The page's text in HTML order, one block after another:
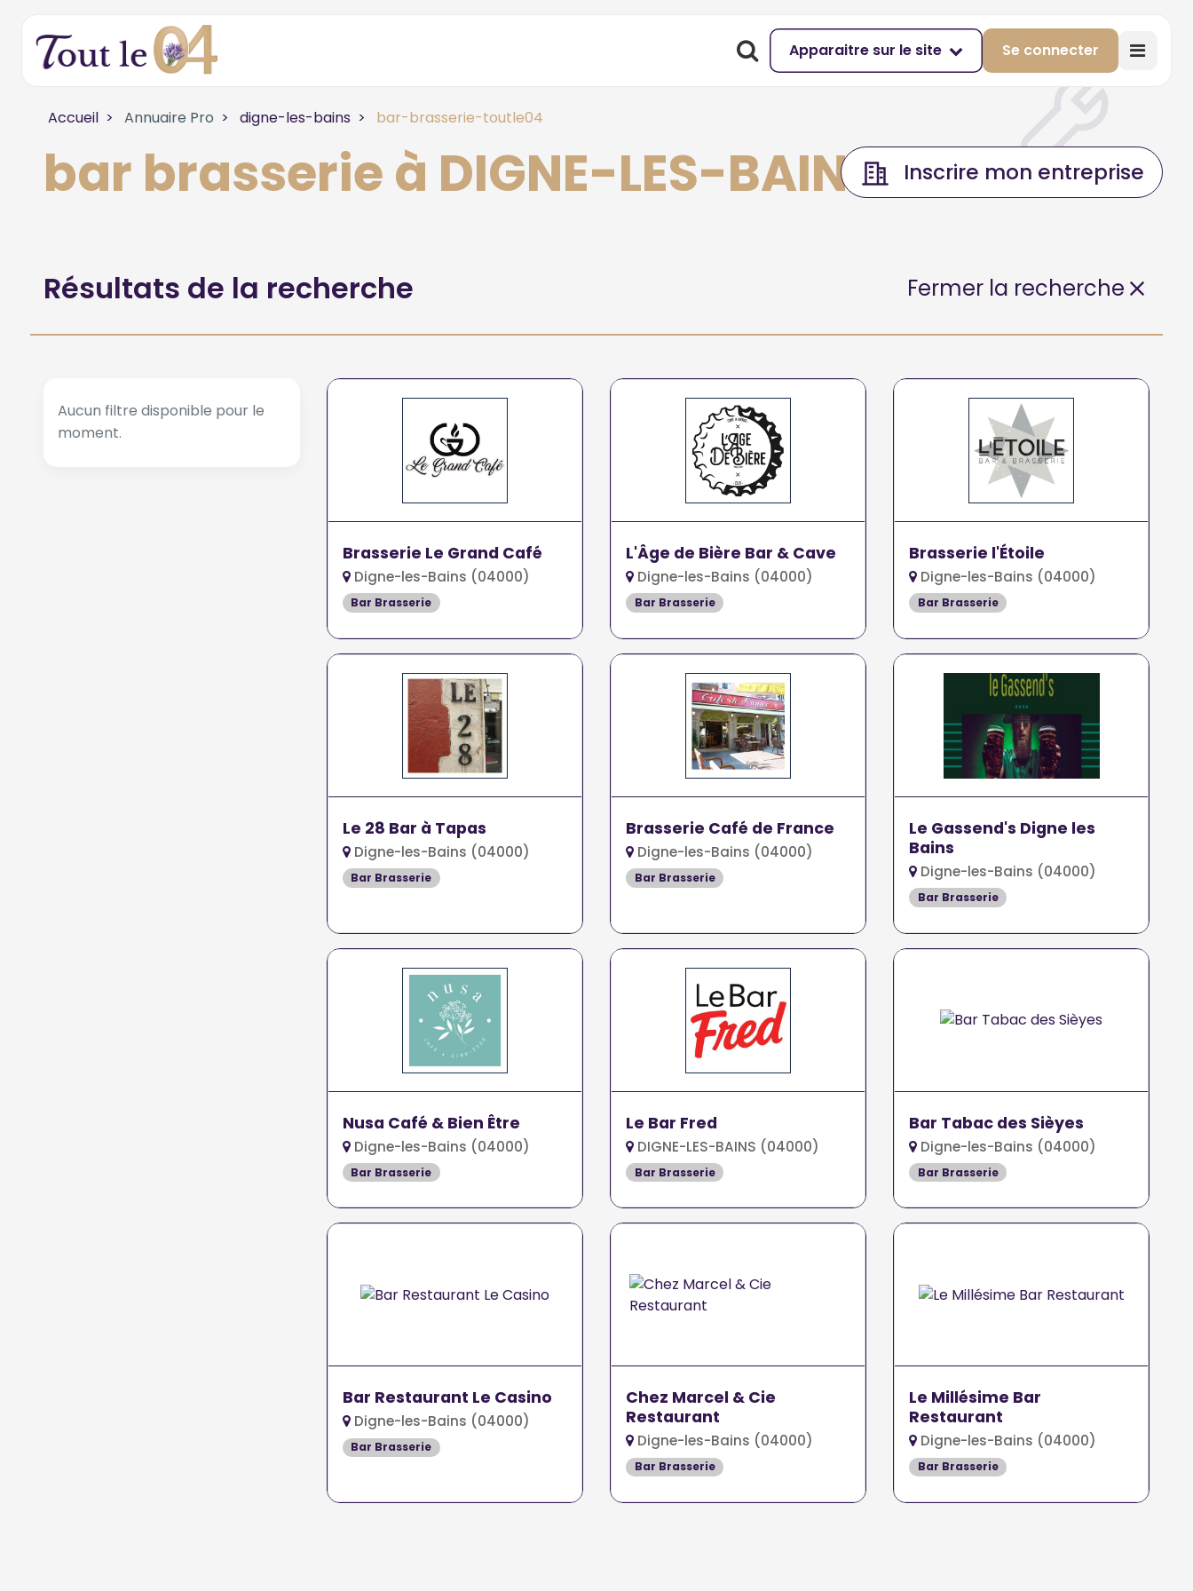
Apparaitre sur le site Se connecter
Accueil Annuaire Pro digne-les-bains bar-brasserie-toutle04
bar brasserie à DIGNE-LES-BAINS Inscrire mon entreprise
Résultats de la recherche Fermer la recherche
Aucun filtre disponible pour le
moment.
Brasserie Le Grand Café
Digne-les-Bains (04000)
Bar Brasserie
L'Âge de Bière Bar & Cave
Digne-les-Bains (04000)
Bar Brasserie
Brasserie l'Étoile
Digne-les-Bains (04000)
Bar Brasserie
Le 28 Bar à Tapas
Digne-les-Bains (04000)
Bar Brasserie
Brasserie Café de France
Digne-les-Bains (04000)
Bar Brasserie
Le Gassend's Digne les
Bains
Digne-les-Bains (04000)
Bar Brasserie
Nusa Café & Bien Être
Digne-les-Bains (04000)
Bar Brasserie
Le Bar Fred
DIGNE-LES-BAINS (04000)
Bar Brasserie
Bar Tabac des Sièyes
Digne-les-Bains (04000)
Bar Brasserie
Bar Restaurant Le Casino
Digne-les-Bains (04000)
Bar Brasserie
Chez Marcel & Cie
Restaurant
Digne-les-Bains (04000)
Bar Brasserie
Le Millésime Bar
Restaurant
Digne-les-Bains (04000)
Bar Brasserie